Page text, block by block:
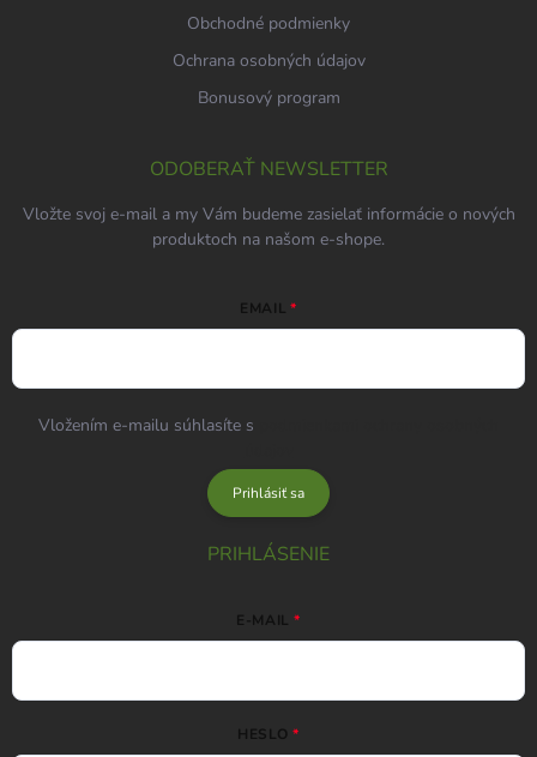
Obchodné podmienky
Ochrana osobných údajov
Bonusový program
ODOBERAŤ NEWSLETTER
Vložte svoj e-mail a my Vám budeme zasielať informácie o nových
produktoch na našom e-shope.
EMAIL
Vložením e-mailu súhlasíte s
Prihlásiť sa
PRIHLÁSENIE
E-MAIL
HESLO